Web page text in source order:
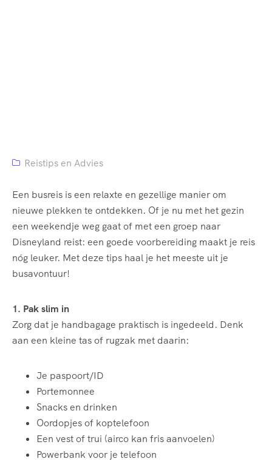
Reistips en Advies
Een busreis is een relaxte en gezellige manier om
nieuwe plekken te ontdekken. Of je nu met het gezin
een weekendje weg gaat of met een groep naar
Disneyland reist: een goede voorbereiding maakt je reis
nóg leuker. Met deze tips haal je het meeste uit je
busavontuur!
1. Pak slim in
Zorg dat je handbagage praktisch is ingedeeld. Denk
aan een kleine tas of rugzak met daarin:
Je paspoort/ID
Portemonnee
Snacks en drinken
Oordopjes of koptelefoon
Een vest of trui (airco kan fris aanvoelen)
Powerbank voor je telefoon